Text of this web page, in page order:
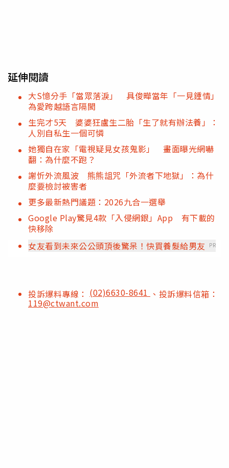
延伸閱讀
大S憶分手「當眾落淚」 具俊曄當年「一見鍾情」
為愛跨越語言隔閡
生完才5天 婆婆狂盧生二胎「生了就有辦法養」：
人別自私生一個可憐
她獨自在家「電視疑見女孩鬼影」 畫面曝光網嚇
翻：為什麼不跑？
謝忻外流風波 熊熊詛咒「外流者下地獄」：為什
麼要檢討被害者
更多最新熱門議題：2026九合一選舉
Google Play驚見4款「入侵網銀」App 有下載的
快移除
女友看到未來公公頭頂後驚呆！快買養髮給男友
PR
投訴爆料專線： (02)6630-8641 、投訴爆料信箱：
119@ctwant.com